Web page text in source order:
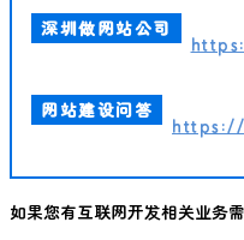
深圳做网站公司
网站建设问答
https://
如果您有互联网开发相关业务